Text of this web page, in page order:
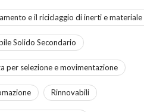
e il riciclaggio di inerti e
Solido Secondario
per selezione e movimentazione
Rinnovabili